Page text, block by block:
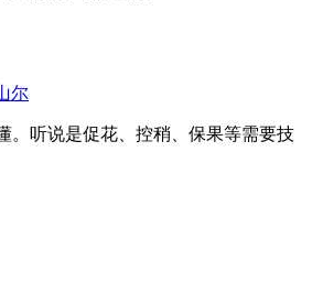
尔
。听说是促花、控稍、保果等需要技